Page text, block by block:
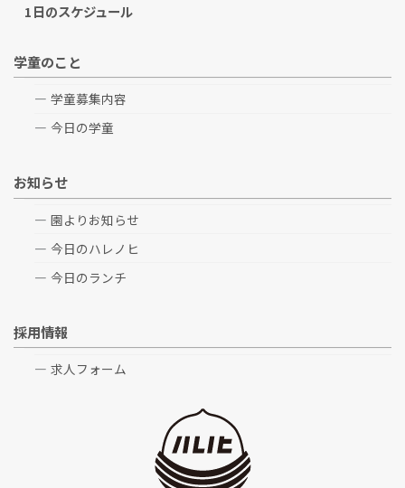
1日のスケジュール
学童のこと
学童募集内容
今日の学童
お知らせ
園よりお知らせ
今日のハレノヒ
今日のランチ
採用情報
求人フォーム